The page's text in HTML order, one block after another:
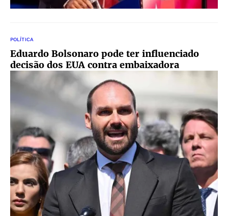
POLÍTICA
Eduardo Bolsonaro pode ter influenciado
decisão dos EUA contra embaixadora